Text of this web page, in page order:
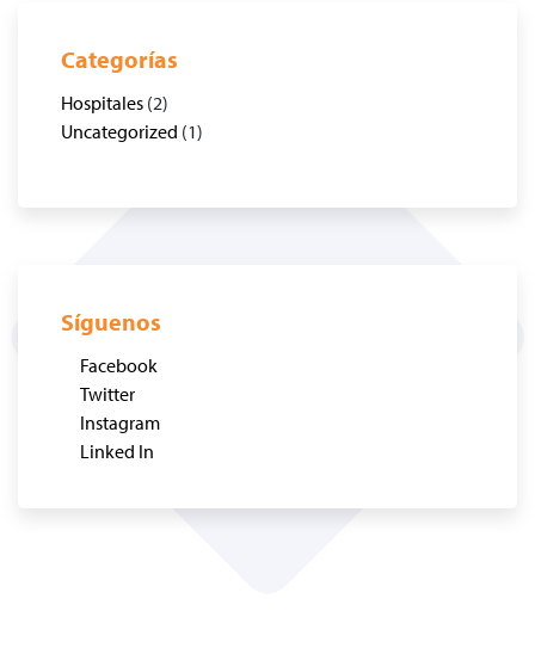
Categorías
Hospitales (2)
Uncategorized (1)
Síguenos
Facebook
Twitter
Instagram
Linked In